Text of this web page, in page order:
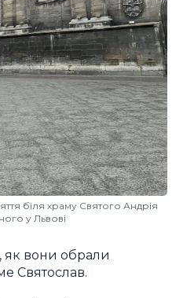
біля храму Святого Андрія
у Львові
як вони обрали
Святослав.